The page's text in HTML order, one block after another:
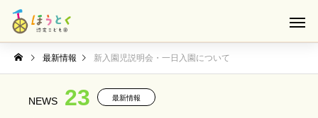
最新情報 新入園児説明会・一日入園について
NEWS 23 最新情報